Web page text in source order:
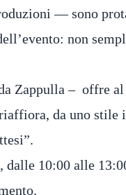
— sono
non
Zappulla – offre
da uno stile
10:00 alle